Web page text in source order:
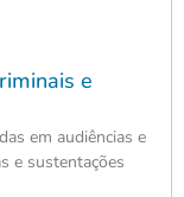
e
em audiências e
e sustentações